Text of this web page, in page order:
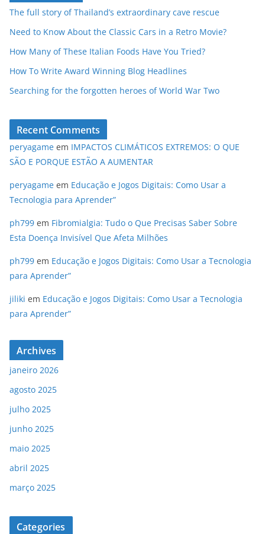
The full story of Thailand’s extraordinary cave rescue
Need to Know About the Classic Cars in a Retro Movie?
How Many of These Italian Foods Have You Tried?
How To Write Award Winning Blog Headlines
Searching for the forgotten heroes of World War Two
Recent Comments
peryagame em IMPACTOS CLIMÁTICOS EXTREMOS: O QUE
SÃO E PORQUE ESTÃO A AUMENTAR
peryagame em Educação e Jogos Digitais: Como Usar a
Tecnologia para Aprender”
ph799 em Fibromialgia: Tudo o Que Precisas Saber Sobre
Esta Doença Invisível Que Afeta Milhões
ph799 em Educação e Jogos Digitais: Como Usar a Tecnologia
para Aprender”
jiliki em Educação e Jogos Digitais: Como Usar a Tecnologia
para Aprender”
Archives
janeiro 2026
agosto 2025
julho 2025
junho 2025
maio 2025
abril 2025
março 2025
Categories